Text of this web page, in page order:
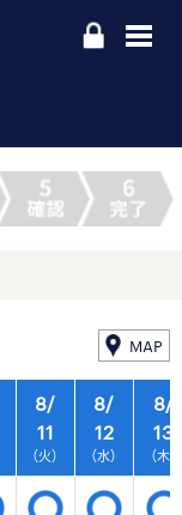
MAP
8/
11
（火）
8/
12
（水）
8/
13
（木）